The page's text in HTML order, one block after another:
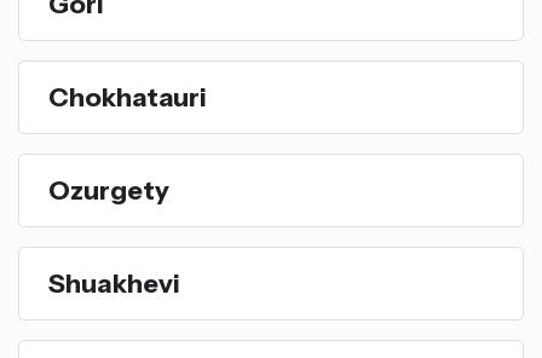
Chokhatauri
Ozurgety
Shuakhevi